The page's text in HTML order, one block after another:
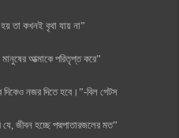
তা কখনই বৃথা যায় না”
আত্মাকে পরিতৃপ্ত করে”
নজর দিতে হবে।”-বিল গেটস
জীবন হচ্ছে পদ্মপাতারজলের মত”